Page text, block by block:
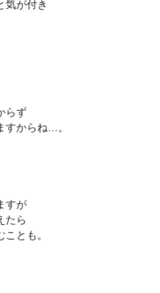
気が付き
らず
すからね…。
すが
たら
とも。